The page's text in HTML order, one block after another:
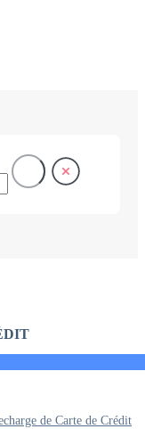
de Carte de Crédit